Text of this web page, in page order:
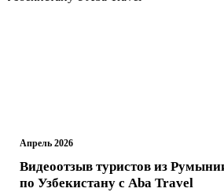
Апрель 2026
Видеоотзыв туристов из
по Узбекистану с Aba Travel